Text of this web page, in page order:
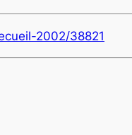
2002/38821